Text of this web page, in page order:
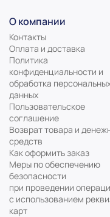
О компании
Контакты
Оплата и доставка
Политика
конфиденциальности и
обработка
данных
Пользовательское
соглашение
Возврат товара и
средств
Как оформить заказ
Меры по обеспечению
безопасности
при проведении
с использованием
карт